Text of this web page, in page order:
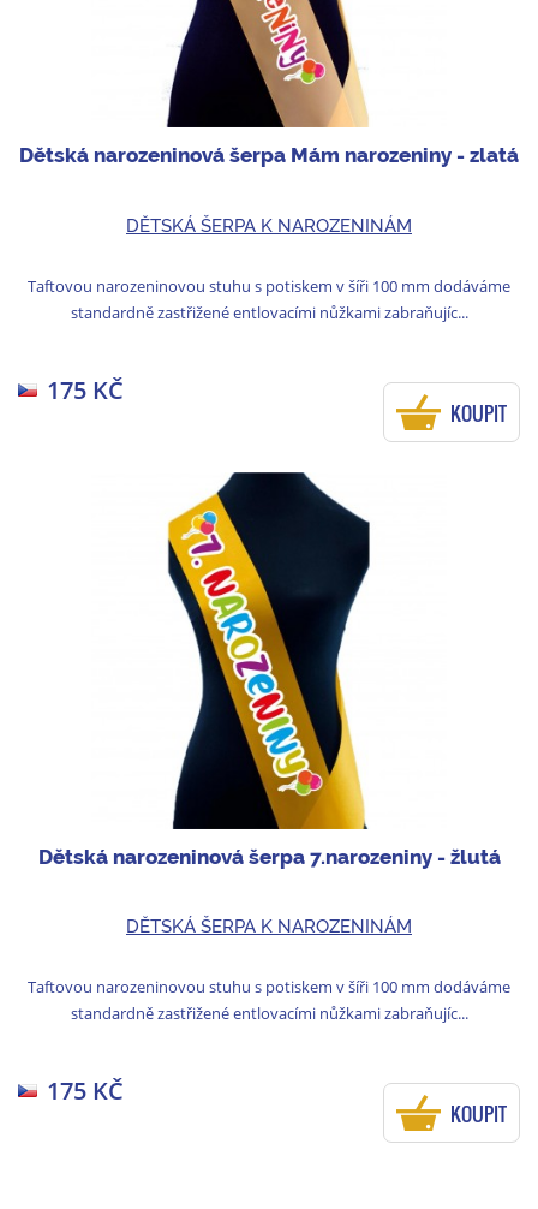
Dětská narozeninová šerpa Mám narozeniny - zlatá
DĚTSKÁ ŠERPA K NAROZENINÁM
Taftovou narozeninovou stuhu s potiskem v šíři 100 mm dodáváme
standardně zastřižené entlovacími nůžkami zabraňujíc...
175 KČ
KOUPIT
Dětská narozeninová šerpa 7.narozeniny - žlutá
DĚTSKÁ ŠERPA K NAROZENINÁM
Taftovou narozeninovou stuhu s potiskem v šíři 100 mm dodáváme
standardně zastřižené entlovacími nůžkami zabraňujíc...
175 KČ
KOUPIT